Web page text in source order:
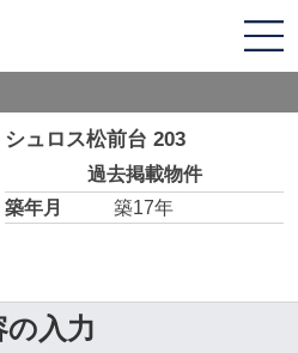
シュロス松前台 203
過去掲載物件
築年月
築17年
入力